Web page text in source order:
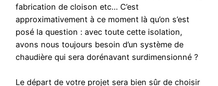
fabrication de cloison etc… C’est
approximativement à ce moment là qu’on s’est
posé la question : avec toute cette isolation,
avons nous toujours besoin d’un système de
chaudière qui sera dorénavant surdimensionné ?
Le départ de votre projet sera bien sûr de choisir